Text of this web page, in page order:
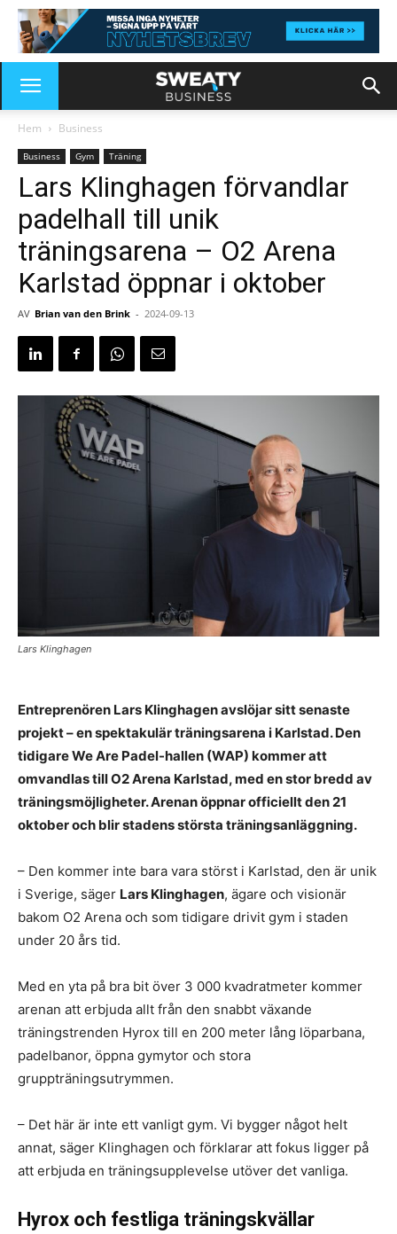
Hem Business
Business Gym Träning
Lars Klinghagen förvandlar
padelhall till unik
träningsarena – O2 Arena
Karlstad öppnar i oktober
AV Brian van den Brink - 2024-09-13
Lars Klinghagen
Entreprenören Lars Klinghagen avslöjar sitt senaste
projekt – en spektakulär träningsarena i Karlstad. Den
tidigare We Are Padel-hallen (WAP) kommer att
omvandlas till O2 Arena Karlstad, med en stor bredd av
träningsmöjligheter. Arenan öppnar officiellt den 21
oktober och blir stadens största träningsanläggning.
– Den kommer inte bara vara störst i Karlstad, den är unik
i Sverige, säger Lars Klinghagen, ägare och visionär
bakom O2 Arena och som tidigare drivit gym i staden
under 20 års tid.
Med en yta på bra bit över 3 000 kvadratmeter kommer
arenan att erbjuda allt från den snabbt växande
träningstrenden Hyrox till en 200 meter lång löparbana,
padelbanor, öppna gymytor och stora
gruppträningsutrymmen.
– Det här är inte ett vanligt gym. Vi bygger något helt
annat, säger Klinghagen och förklarar att fokus ligger på
att erbjuda en träningsupplevelse utöver det vanliga.
Hyrox och festliga träningskvällar